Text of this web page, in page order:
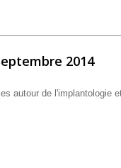
2014
autour de l'implantologie